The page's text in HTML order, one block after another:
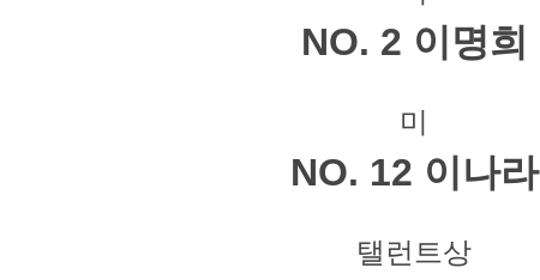
NO. 2 이명희
미
NO. 12 이나라
탤런트상